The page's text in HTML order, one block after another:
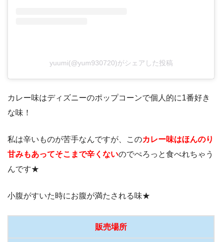
yuumi(@yum930720)がシェアした投稿
カレー味はディズニーのポップコーンで個人的に1番好き
な味！
私は辛いものが苦手なんですが、このカレー味はほんのり
甘みもあってそこまで辛くないのでぺろっと食べれちゃう
んです★
小腹がすいた時にお腹が満たされる味★
販売場所